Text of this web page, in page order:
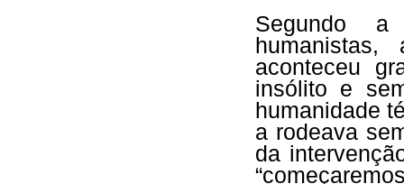
Segundo
aconteceu
insólito e
humanidade
a rodeava
da